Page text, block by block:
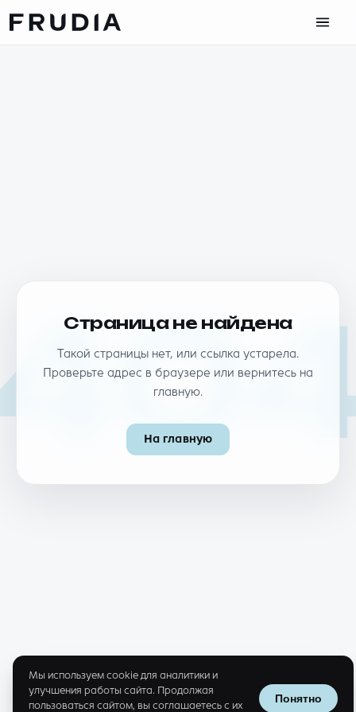
Страница не найдена
Такой страницы нет, или ссылка устарела.
Проверьте адрес в браузере или вернитесь на
главную.
На главную
Мы используем cookie для аналитики и
улучшения работы сайта. Продолжая
пользоваться сайтом, вы соглашаетесь с их
Понятно